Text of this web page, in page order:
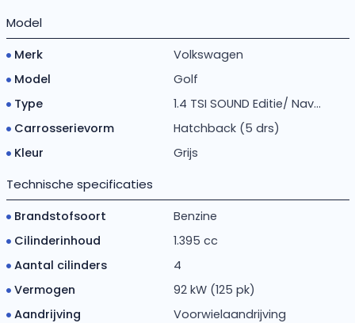
Model
Merk
Volkswagen
Model
Golf
Type
1.4 TSI SOUND Editie/ Nav...
Carrosserievorm
Hatchback (5 drs)
Kleur
Grijs
Technische specificaties
Brandstofsoort
Benzine
Cilinderinhoud
1.395 cc
Aantal cilinders
4
Vermogen
92 kW (125 pk)
Aandrijving
Voorwielaandrijving